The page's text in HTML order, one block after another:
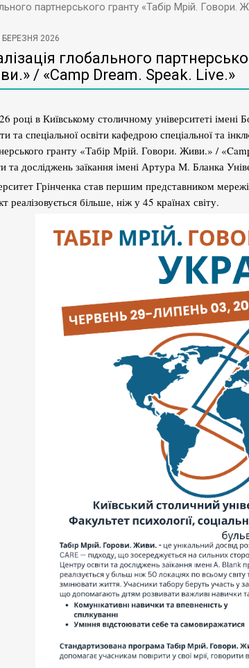
партнерського гранту «Табір Мрій. Говори.
БЕРЕЗНЯ 2026
глобального
/ «Camp Dream. Speak. Live.»
році в Київському столичному університеті імені
та спеціальної освіти кафедрою спеціальної та
гранту «Табір Мрій. Говори. Живи.» /
та досліджень заїкання імені Артура М. Бланка
Грінченка став першим представником
реалізовується більше, ніж у 45 країнах світу.